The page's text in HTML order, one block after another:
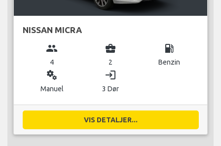
NISSAN MICRA
group
4
business_center
2
local_gas_station
Benzin
miscellaneous_services
Manuel
login
3 Dør
VIS DETALJER...